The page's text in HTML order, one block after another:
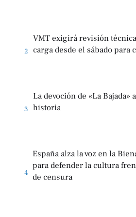
2
VMT exigirá revisión
carga desde el sábado para
3
La devoción de «La Bajada»
historia
4
España alza la voz en la
para defender la cultura
de censura